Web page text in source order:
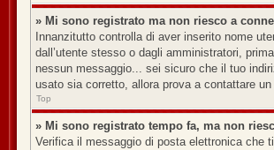
» Mi sono registrato ma non riesco a
Innanzitutto controlla di aver inserito nome
dall’utente stesso o dagli amministratori,
nessun messaggio... sei sicuro che il tuo
usato sia corretto, allora prova a contattare
Top
» Mi sono registrato tempo fa, ma non
Verifica il messaggio di posta elettronica che